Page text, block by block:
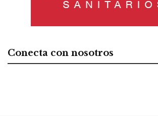
Conecta con nosotros